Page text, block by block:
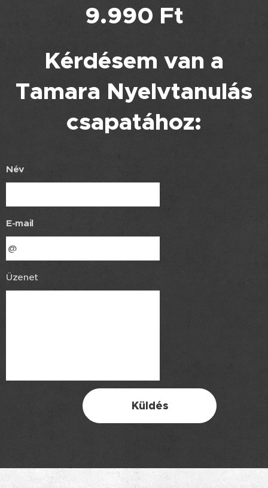
9.990 Ft
Kérdésem van a
Tamara Nyelvtanulás
csapatához:
Név
E-mail
Üzenet
Küldés